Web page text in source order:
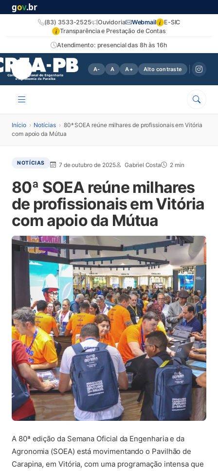
gov.br
Atendimento: presencial das 8h às 16h
(83) 3533-2525 Ouvidoria Webmail i E-SIC
i Transparência e Prestação de Contas
A- A A+ Alto contraste
Início › Notícias › 80ª SOEA reúne milhares de profissionais em Vitória
com apoio da Mútua
NOTÍCIAS 7 de outubro de 2025 Gabriel Costa 2 min
80ª SOEA reúne milhares
de profissionais em Vitória
com apoio da Mútua
A 80ª edição da Semana Oficial da Engenharia e da
Agronomia (SOEA) está movimentando o Pavilhão de
Carapina, em Vitória, com uma programação intensa que